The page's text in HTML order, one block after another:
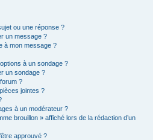
ou une réponse ?
un message ?
à mon message ?
à un sondage ?
un sondage ?
?
jointes ?
à un modérateur ?
brouillon » affiché lors de la rédaction d’un
approuvé ?